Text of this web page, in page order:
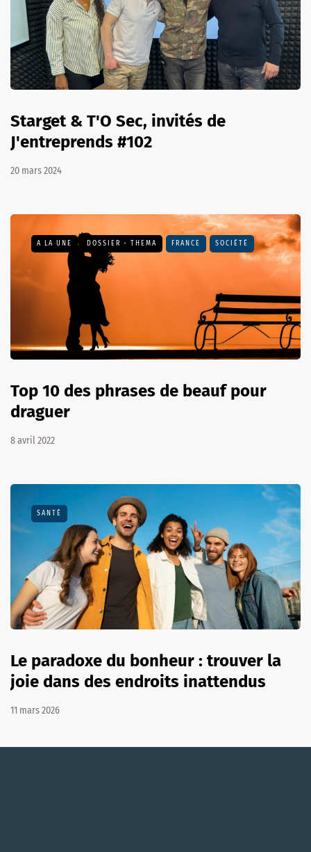
Starget & T'O Sec, invités de
J'entreprends #102
20 mars 2024
A LA UNE DOSSIER - THEMA FRANCE SOCIÉTÉ
Top 10 des phrases de beauf pour
draguer
8 avril 2022
SANTÉ
Le paradoxe du bonheur : trouver la
joie dans des endroits inattendus
11 mars 2026